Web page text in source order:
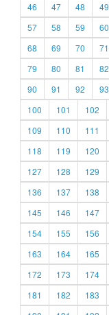
46
47 48 49
57
58 59 60
68
69 70 71
79
80 81 82
90
91 92 93
100
101 102
109
110 111
118
119 120
127
128 129
136
137 138
145
146 147
154
155 156
163
164 165
172
173 174
181
182 183